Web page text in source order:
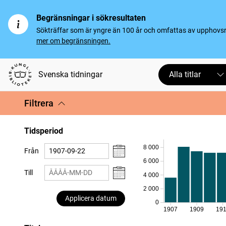
Begränsningar i sökresultaten
Sökträffar som är yngre än 100 år och omfattas av
mer om begränsningen.
Svenska tidningar Alla titlar
Filtrera
Tidsperiod
Från
Till
Applicera datum
0
2 000
4 000
6 000
8 000
1907 1909